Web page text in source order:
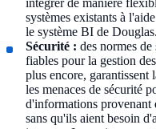
intégrer de manière
systèmes existants à
le système BI de Douglas.
Sécurité : des normes
fiables pour la gestion
plus encore,
les menaces de sécurité
d'informations provenant
sans qu'ils aient besoin